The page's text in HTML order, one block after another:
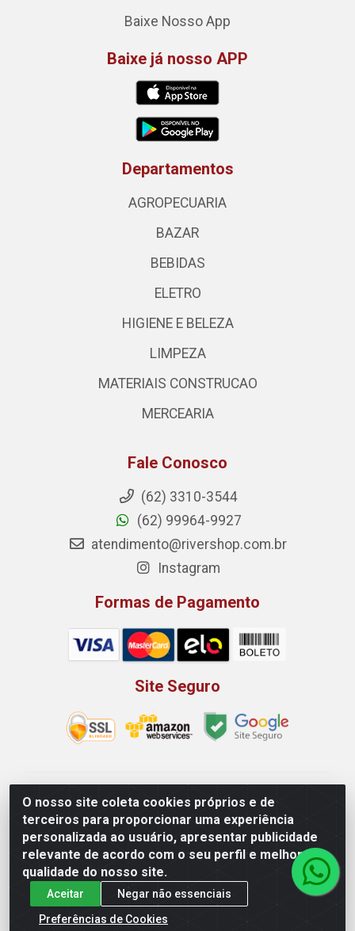
O nosso site coleta cookies próprios e de
terceiros para proporcionar uma experiência
personalizada ao usuário, apresentar publicidade
relevante de acordo com o seu perfil e melhorar a
qualidade do nosso site.
Aceitar
Negar não essenciais
Preferências de Cookies
Baixe Nosso App
Baixe já nosso APP
Departamentos
AGROPECUARIA
BAZAR
BEBIDAS
ELETRO
HIGIENE E BELEZA
LIMPEZA
MATERIAIS CONSTRUCAO
MERCEARIA
Fale Conosco
(62) 3310-3544
(62) 99964-9927
atendimento@rivershop.com.br
Instagram
Formas de Pagamento
Site Seguro
Rio Vermelho Distribuição de Alimentos LTDA - Rodovia
BR, 153, KM 52 N 00 QD 00 LT 16 - Bairro Jardim
Eldorado, Anápolis/GO - CEP 75.045-190 - CNPJ
10.912.900/0002-40